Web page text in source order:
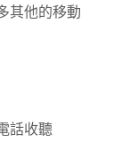
其他的移動
話收聽